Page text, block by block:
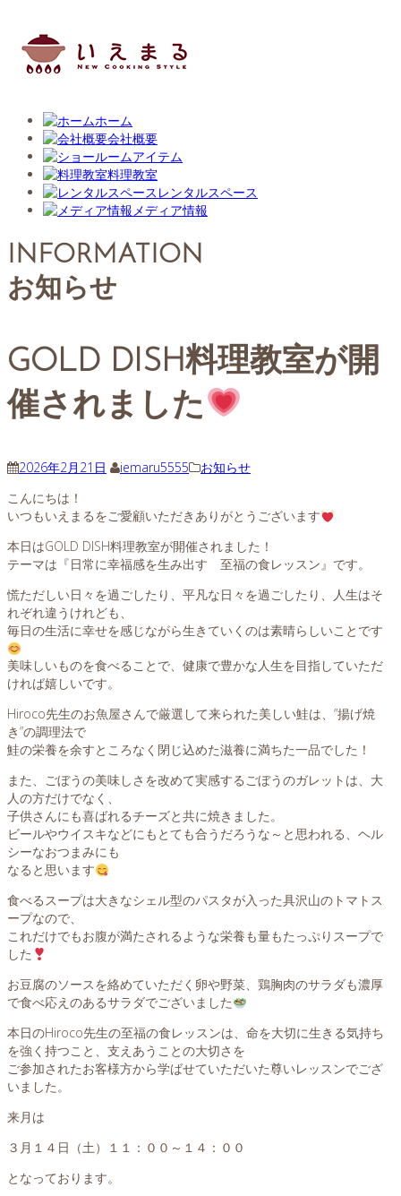
ホーム
会社概要
アイテム
料理教室
レンタルスペース
メディア情報
INFORMATION
お知らせ
GOLD DISH料理教室が開
催されました
2026年2月21日 iemaru5555
お知らせ
こんにちは！
いつもいえまるをご愛顧いただきありがとうございます
本日はGOLD DISH料理教室が開催されました！
テーマは『日常に幸福感を生み出す 至福の食レッスン』です。
慌ただしい日々を過ごしたり、平凡な日々を過ごしたり、人生はそ
れぞれ違うけれども、
毎日の生活に幸せを感じながら生きていくのは素晴らしいことです
美味しいものを食べることで、健康で豊かな人生を目指していただ
ければ嬉しいです。
Hiroco先生のお魚屋さんで厳選して来られた美しい鮭は、”揚げ焼
き”の調理法で
鮭の栄養を余すところなく閉じ込めた滋養に満ちた一品でした！
また、ごぼうの美味しさを改めて実感するごぼうのガレットは、大
人の方だけでなく、
子供さんにも喜ばれるチーズと共に焼きました。
ビールやウイスキなどにもとても合うだろうな～と思われる、ヘル
シーなおつまみにも
なると思います
食べるスープは大きなシェル型のパスタが入った具沢山のトマトス
ープなので、
これだけでもお腹が満たされるような栄養も量もたっぷりスープで
した
お豆腐のソースを絡めていただく卵や野菜、鶏胸肉のサラダも濃厚
で食べ応えのあるサラダでございました
本日のHiroco先生の至福の食レッスンは、命を大切に生きる気持ち
を強く持つこと、支えあうことの大切さを
ご参加されたお客様方から学ばせていただいた尊いレッスンでござ
いました。
来月は
３月１４日（土）１１：００～１４：００
となっております。